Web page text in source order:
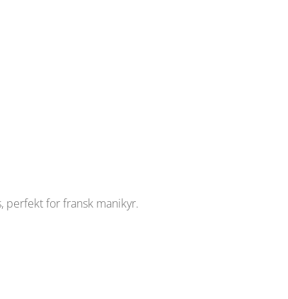
perfekt for fransk manikyr.